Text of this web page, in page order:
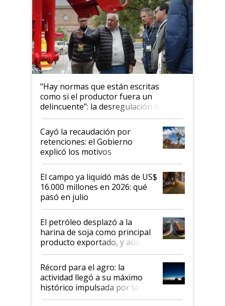
"Hay normas que están escritas
como si el productor fuera un
delincuente”: la desregulación llegó
al Congreso Aapresid y hasta se
habló del financiamiento al IPCVA
Cayó la recaudación por
retenciones: el Gobierno
explicó los motivos
El campo ya liquidó más de US$
16.000 millones en 2026: qué
pasó en julio
El petróleo desplazó a la
harina de soja como principal
producto exportado, y aún así
el agro aportó casi seis de cada
diez dólares y sostuvo el
liderazgo en un semestre
récord
Récord para el agro: la
actividad llegó a su máximo
histórico impulsada por la
cosecha y las exportaciones